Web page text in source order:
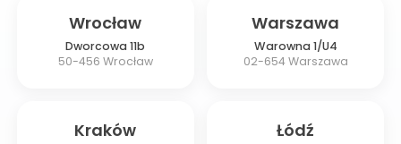
Wrocław
Dworcowa 11b
50-456 Wrocław
Warszawa
Warowna 1/U4
02-654 Warszawa
Kraków Łódź